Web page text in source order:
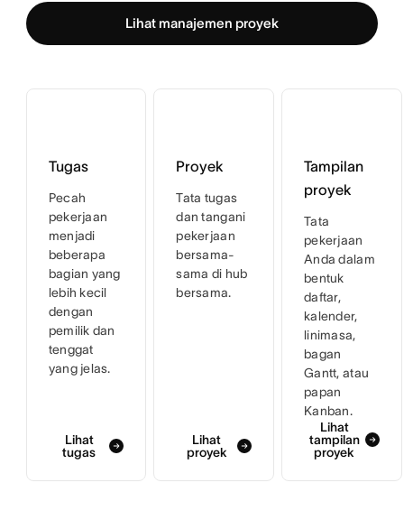
Lihat manajemen proyek
Tugas
Pecah
pekerjaan
menjadi
beberapa
bagian yang
lebih kecil
dengan
pemilik dan
tenggat
yang jelas.
Lihat
tugas
Proyek
Tata tugas
dan tangani
pekerjaan
bersama-
sama di hub
bersama.
Lihat
proyek
Tampilan
proyek
Tata
pekerjaan
Anda dalam
bentuk
daftar,
kalender,
linimasa,
bagan
Gantt, atau
papan
Kanban.
Lihat
tampilan
proyek